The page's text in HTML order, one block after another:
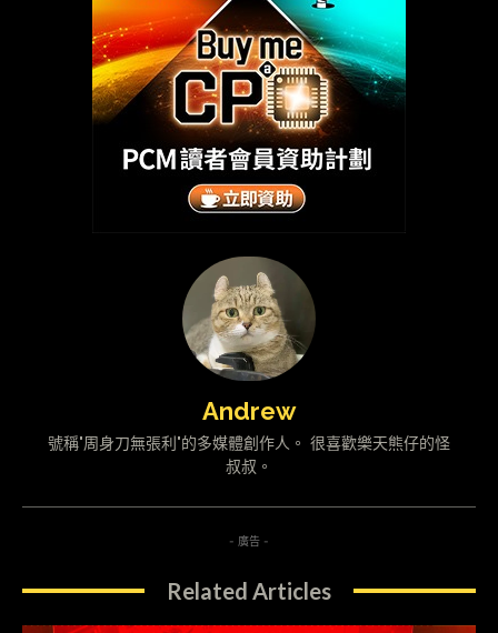
Andrew
號稱"周身刀無張利"的多媒體創作人。 很喜歡樂天熊仔的怪
叔叔。
- 廣告 -
Related Articles